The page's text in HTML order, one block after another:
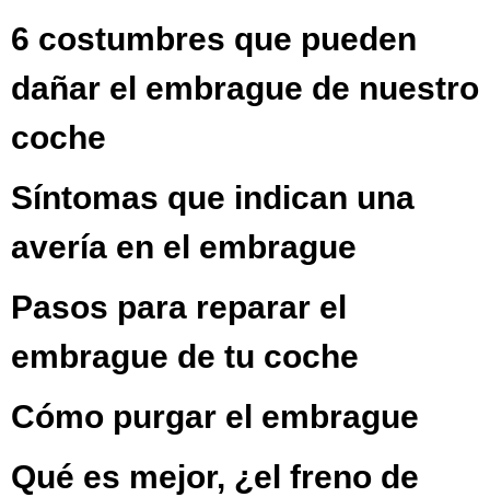
6 costumbres que pueden
dañar el embrague de nuestro
coche
Síntomas que indican una
avería en el embrague
Pasos para reparar el
embrague de tu coche
Cómo purgar el embrague
Qué es mejor, ¿el freno de